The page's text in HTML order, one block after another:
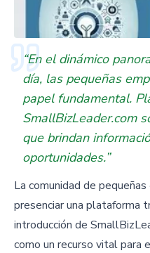
“En el dinámico
día, las pequeñas
papel fundamental.
SmallBizLeader.com
que brindan
oportunidades.”
La comunidad de
presenciar una plataforma
introducción de
como un recurso vital para